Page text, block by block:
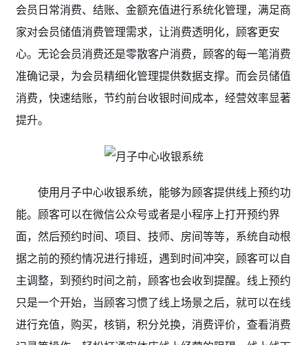
会员日常消费、结账、金额充值进行系统化管理，满足商
家对会员储值消费管理需求，让消费透明化，顾客更安
心。无论会员消费还是零散客户消费，顾客的每一笔消费
准确记录，为会员精细化管理提供数据支撑。而会员储值
消费，快速结账，节约前台收银时间成本，经营效率显著
提升。
使用月子中心收银系统，能够为顾客提供线上预约功
能。顾客可以在微信公众号或者是小程序上打开预约界
面，然后预约时间、项目、技师、房间等等，系统自动根
据之前的预约情况进行排班，遇到时间冲突，顾客可以自
主调整，到预约时间之前，顾客也会收到提醒。线上预约
只是一个开始，当顾客习惯了线上场景之后，就可以在线
进行充值，购买，核销，积分兑换，消费评价，查看消费